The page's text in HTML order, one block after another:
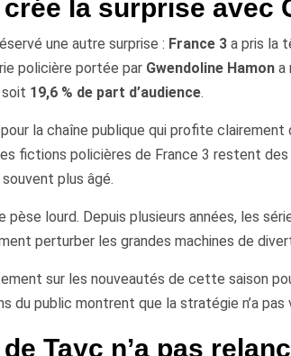
crée la surprise avec
une autre surprise : France 3a pris la
policière portée par Gwendoline Hamona
soit 19,6 % de part d’audience.
la chaîne publique qui profite clairement
fictions policières de France 3 restent
plus âgé.
lourd. Depuis plusieurs années, les
perturber les grandes machines de
sur les nouveautés de cette saison
du public montrent que la stratégie n’a
de Tayc n’a pas